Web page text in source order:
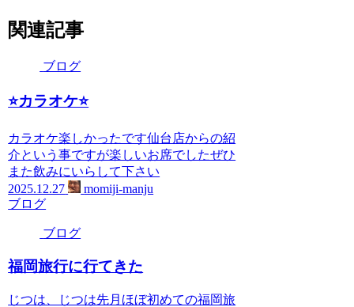
関連記事
ブログ
⭐️カラオケ⭐️
カラオケ楽しかったです仙台店からの紹
介という事ですが楽しいお席でしたぜひ
また飲みにいらして下さい
2025.12.27
momiji-manju
ブログ
ブログ
福岡旅行に行てきた
じつは、じつは先月ほぼ初めての福岡旅